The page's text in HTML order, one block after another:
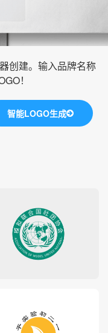
创建。输入品牌名称
！
智能LOGO生成